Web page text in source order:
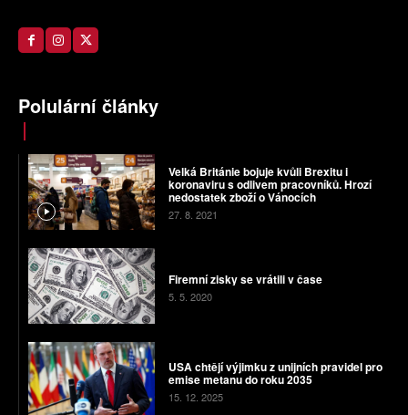
Polulární články
Velká Británie bojuje kvůli Brexitu i
koronaviru s odlivem pracovníků. Hrozí
nedostatek zboží o Vánocích
27. 8. 2021
Firemní zisky se vrátili v čase
5. 5. 2020
USA chtějí výjimku z unijních pravidel pro
emise metanu do roku 2035
15. 12. 2025